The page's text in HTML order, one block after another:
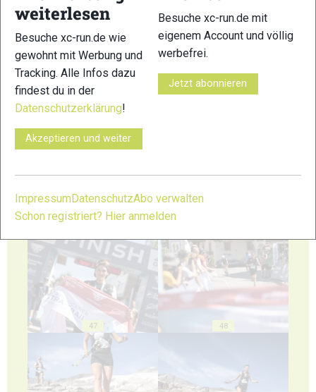
41 42
47 48
weiterlesen
Besuche xc-run.de wie
gewohnt mit Werbung und
Tracking. Alle Infos dazu
findest du in der
Datenschutzerklärung!
Akzeptieren und weiter
Besuche xc-run.de mit
eigenem Account und völlig
werbefrei.
Jetzt abonnieren
Impressum DatenschutzAbo verwalten
Schon registriert? Hier anmelden